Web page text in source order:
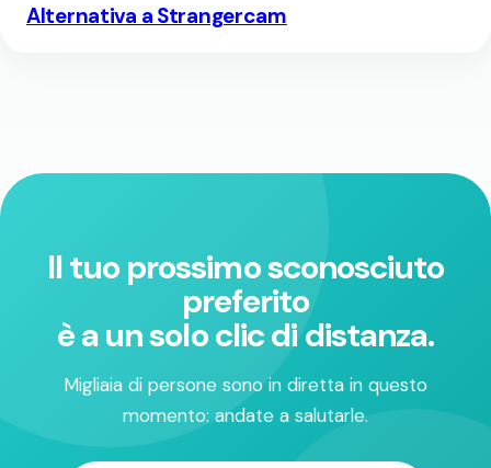
Alternativa a Strangercam
Il tuo prossimo sconosciuto
preferito
è a un solo clic di distanza.
Migliaia di persone sono in diretta in questo
momento: andate a salutarle.